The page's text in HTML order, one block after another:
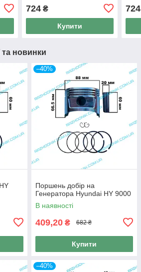
724₴
Купити
724
та новинки
–40%
Поршень добір на
Генератора Hyundai HY 9000
В наявності
409,20 ₴ 682 ₴
Купити
–40%